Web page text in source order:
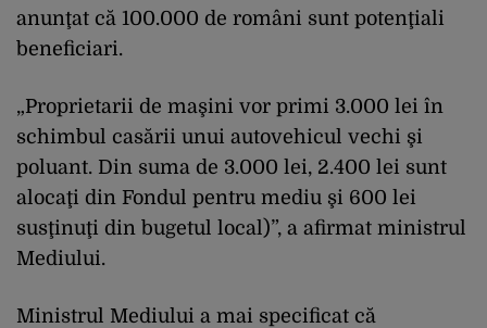
anunţat că 100.000 de români sunt potenţiali
beneficiari.
„Proprietarii de maşini vor primi 3.000 lei în
schimbul casării unui autovehicul vechi şi
poluant. Din suma de 3.000 lei, 2.400 lei sunt
alocaţi din Fondul pentru mediu şi 600 lei
susţinuţi din bugetul local)”, a afirmat ministrul
Mediului.
Ministrul Mediului a mai specificat că